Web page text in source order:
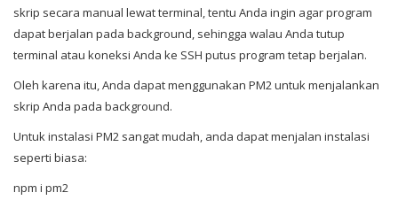
skrip secara manual lewat terminal, tentu Anda ingin agar program
dapat berjalan pada background, sehingga walau Anda tutup
terminal atau koneksi Anda ke SSH putus program tetap berjalan.
Oleh karena itu, Anda dapat menggunakan PM2 untuk menjalankan
skrip Anda pada background.
Untuk instalasi PM2 sangat mudah, anda dapat menjalan instalasi
seperti biasa:
npm i pm2